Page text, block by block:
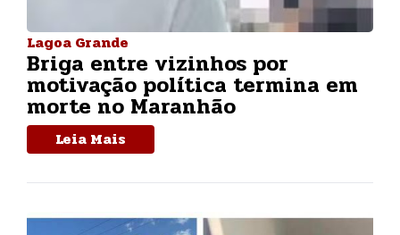
Lagoa Grande
Briga entre vizinhos por
motivação política termina em
morte no Maranhão
Leia Mais